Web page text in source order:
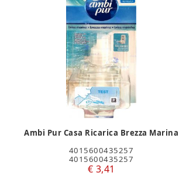
Ambi Pur Casa Ricarica Brezza Marina
4015600435257
4015600435257
€ 3,41